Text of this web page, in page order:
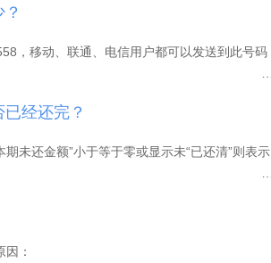
人民币5.5元；
币15.5元。
金建议存入借记卡；
；
，移动、联通、电信用户都可以发送到此号码
经还完？
未还金额”小于等于零或显示未“已还清”则表示
：